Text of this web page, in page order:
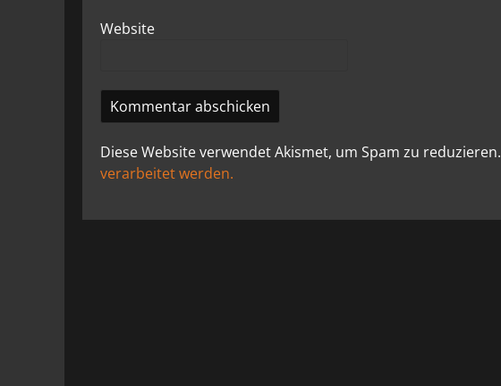
Website
Diese Website verwendet Akismet, um Spam zu reduzieren.
verarbeitet werden.